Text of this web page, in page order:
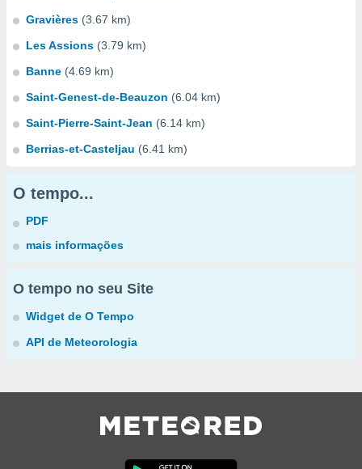
Gravières (3.67 km)
Les Assions (3.79 km)
Banne (4.69 km)
Saint-Genest-de-Beauzon (6.04 km)
Saint-Pierre-Saint-Jean (6.14 km)
Berrias-et-Casteljau (6.41 km)
O tempo...
PDF
mais informações
O tempo no seu Site
Widget de O Tempo
API de Meteorologia